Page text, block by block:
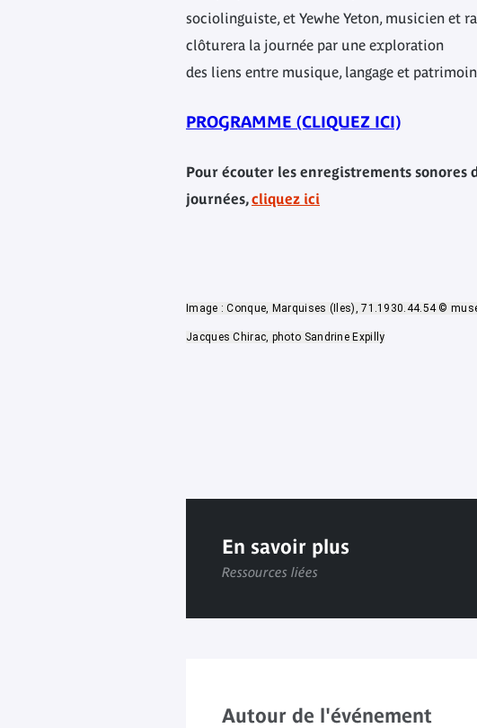
sociolinguiste, et Yewhe Yeton, musicien et
clôturera la journée par une exploration
des liens entre musique, langage et
PROGRAMME (CLIQUEZ ICI)
Pour écouter les enregistrements sonores
journées,cliquez ici
Image : Conque, Marquises (Iles), 71.1930.44.54 ©
Jacques Chirac, photo Sandrine Expilly
En savoir plus
Ressources liées
Autour de l'événement